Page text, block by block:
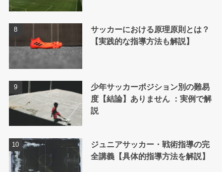
サッカーにおける原理原則とは？
【実践的な指導方法も解説】
少年サッカーポジション別の難易
度【結論】ありません ：実例で解
説
ジュニアサッカー・戦術指導の完
全講義【具体的指導方法を解説】